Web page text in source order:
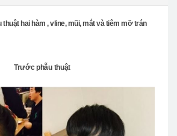
thuật hai hàm , vline, mũi, mắt và tiêm mỡ trán
Trước phẫu thuật